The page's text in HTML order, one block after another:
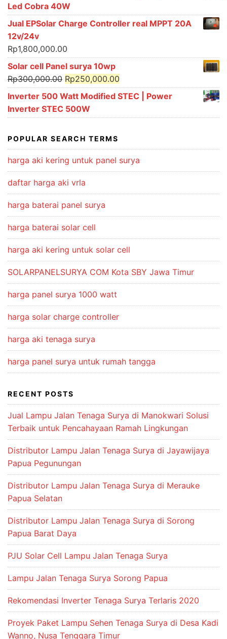
Rp15,000,000.00.Rp13,875,000.00.
Led Cobra 40W
Jual EPSolar Charge Controller real MPPT 20A
12v/24v
Rp1,800,000.00
Solar cell Panel surya 10wp
Rp300,000.00 Original
price
was:
Rp300,000.00.
Rp250,000.00
price
Rp250,000.00.
Inverter 500 Watt Modified STEC | Power
Inverter STEC 500W
POPULAR SEARCH TERMS
harga aki kering untuk panel surya
daftar harga aki vrla
harga baterai panel surya
harga baterai solar cell
harga aki kering untuk solar cell
SOLARPANELSURYA COM Kota SBY Jawa Timur
harga panel surya 1000 watt
harga solar charge controller
harga aki tenaga surya
harga panel surya untuk rumah tangga
RECENT POSTS
Jual Lampu Jalan Tenaga Surya di Manokwari Solusi
Terbaik untuk Pencahayaan Ramah Lingkungan
Distributor Lampu Jalan Tenaga Surya di Jayawijaya
Papua Pegunungan
Distributor Lampu Jalan Tenaga Surya di Merauke
Papua Selatan
Distributor Lampu Jalan Tenaga Surya di Sorong
Papua Barat Daya
PJU Solar Cell Lampu Jalan Tenaga Surya
Lampu Jalan Tenaga Surya Sorong Papua
Rekomendasi Inverter Tenaga Surya Terlaris 2020
Proyek Paket Lampu Sehen Tenaga Surya di Desa Kadi
Wanno, Nusa Tenggara Timur